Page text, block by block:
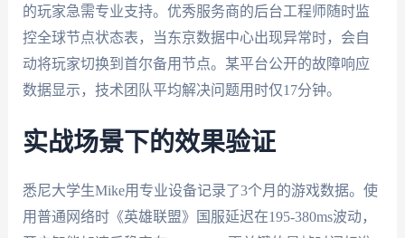
的玩家急需专业支持。优秀服务商的后台工程师随时监
控全球节点状态表，当东京数据中心出现异常时，会自
动将玩家切换到首尔备用节点。某平台公开的故障响应
数据显示，技术团队平均解决问题用时仅17分钟。
实战场景下的效果验证
悉尼大学生Mike用专业设备记录了3个月的游戏数据。使
用普通网络时《英雄联盟》国服延迟在195-380ms波动，